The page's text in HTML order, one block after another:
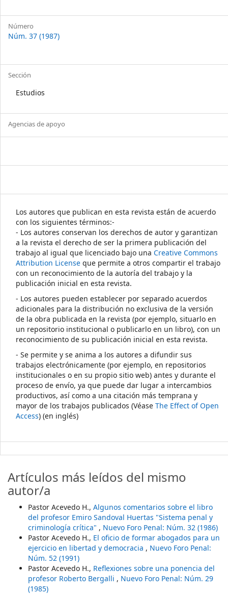
Número
Núm. 37 (1987)
Sección
Estudios
Agencias de apoyo
Los autores que publican en esta revista están de acuerdo
con los siguientes términos:-
- Los autores conservan los derechos de autor y garantizan
a la revista el derecho de ser la primera publicación del
trabajo al igual que licenciado bajo una Creative Commons
Attribution License que permite a otros compartir el trabajo
con un reconocimiento de la autoría del trabajo y la
publicación inicial en esta revista.
- Los autores pueden establecer por separado acuerdos
adicionales para la distribución no exclusiva de la versión
de la obra publicada en la revista (por ejemplo, situarlo en
un repositorio institucional o publicarlo en un libro), con un
reconocimiento de su publicación inicial en esta revista.
- Se permite y se anima a los autores a difundir sus
trabajos electrónicamente (por ejemplo, en repositorios
institucionales o en su propio sitio web) antes y durante el
proceso de envío, ya que puede dar lugar a intercambios
productivos, así como a una citación más temprana y
mayor de los trabajos publicados (Véase The Effect of Open
Access) (en inglés)
Artículos más leídos del mismo
autor/a
Pastor Acevedo H., Algunos comentarios sobre el libro
del profesor Emiro Sandoval Huertas "Sistema penal y
criminología crítica" , Nuevo Foro Penal: Núm. 32 (1986)
Pastor Acevedo H., El oficio de formar abogados para un
ejercicio en libertad y democracia , Nuevo Foro Penal:
Núm. 52 (1991)
Pastor Acevedo H., Reflexiones sobre una ponencia del
profesor Roberto Bergalli , Nuevo Foro Penal: Núm. 29
(1985)